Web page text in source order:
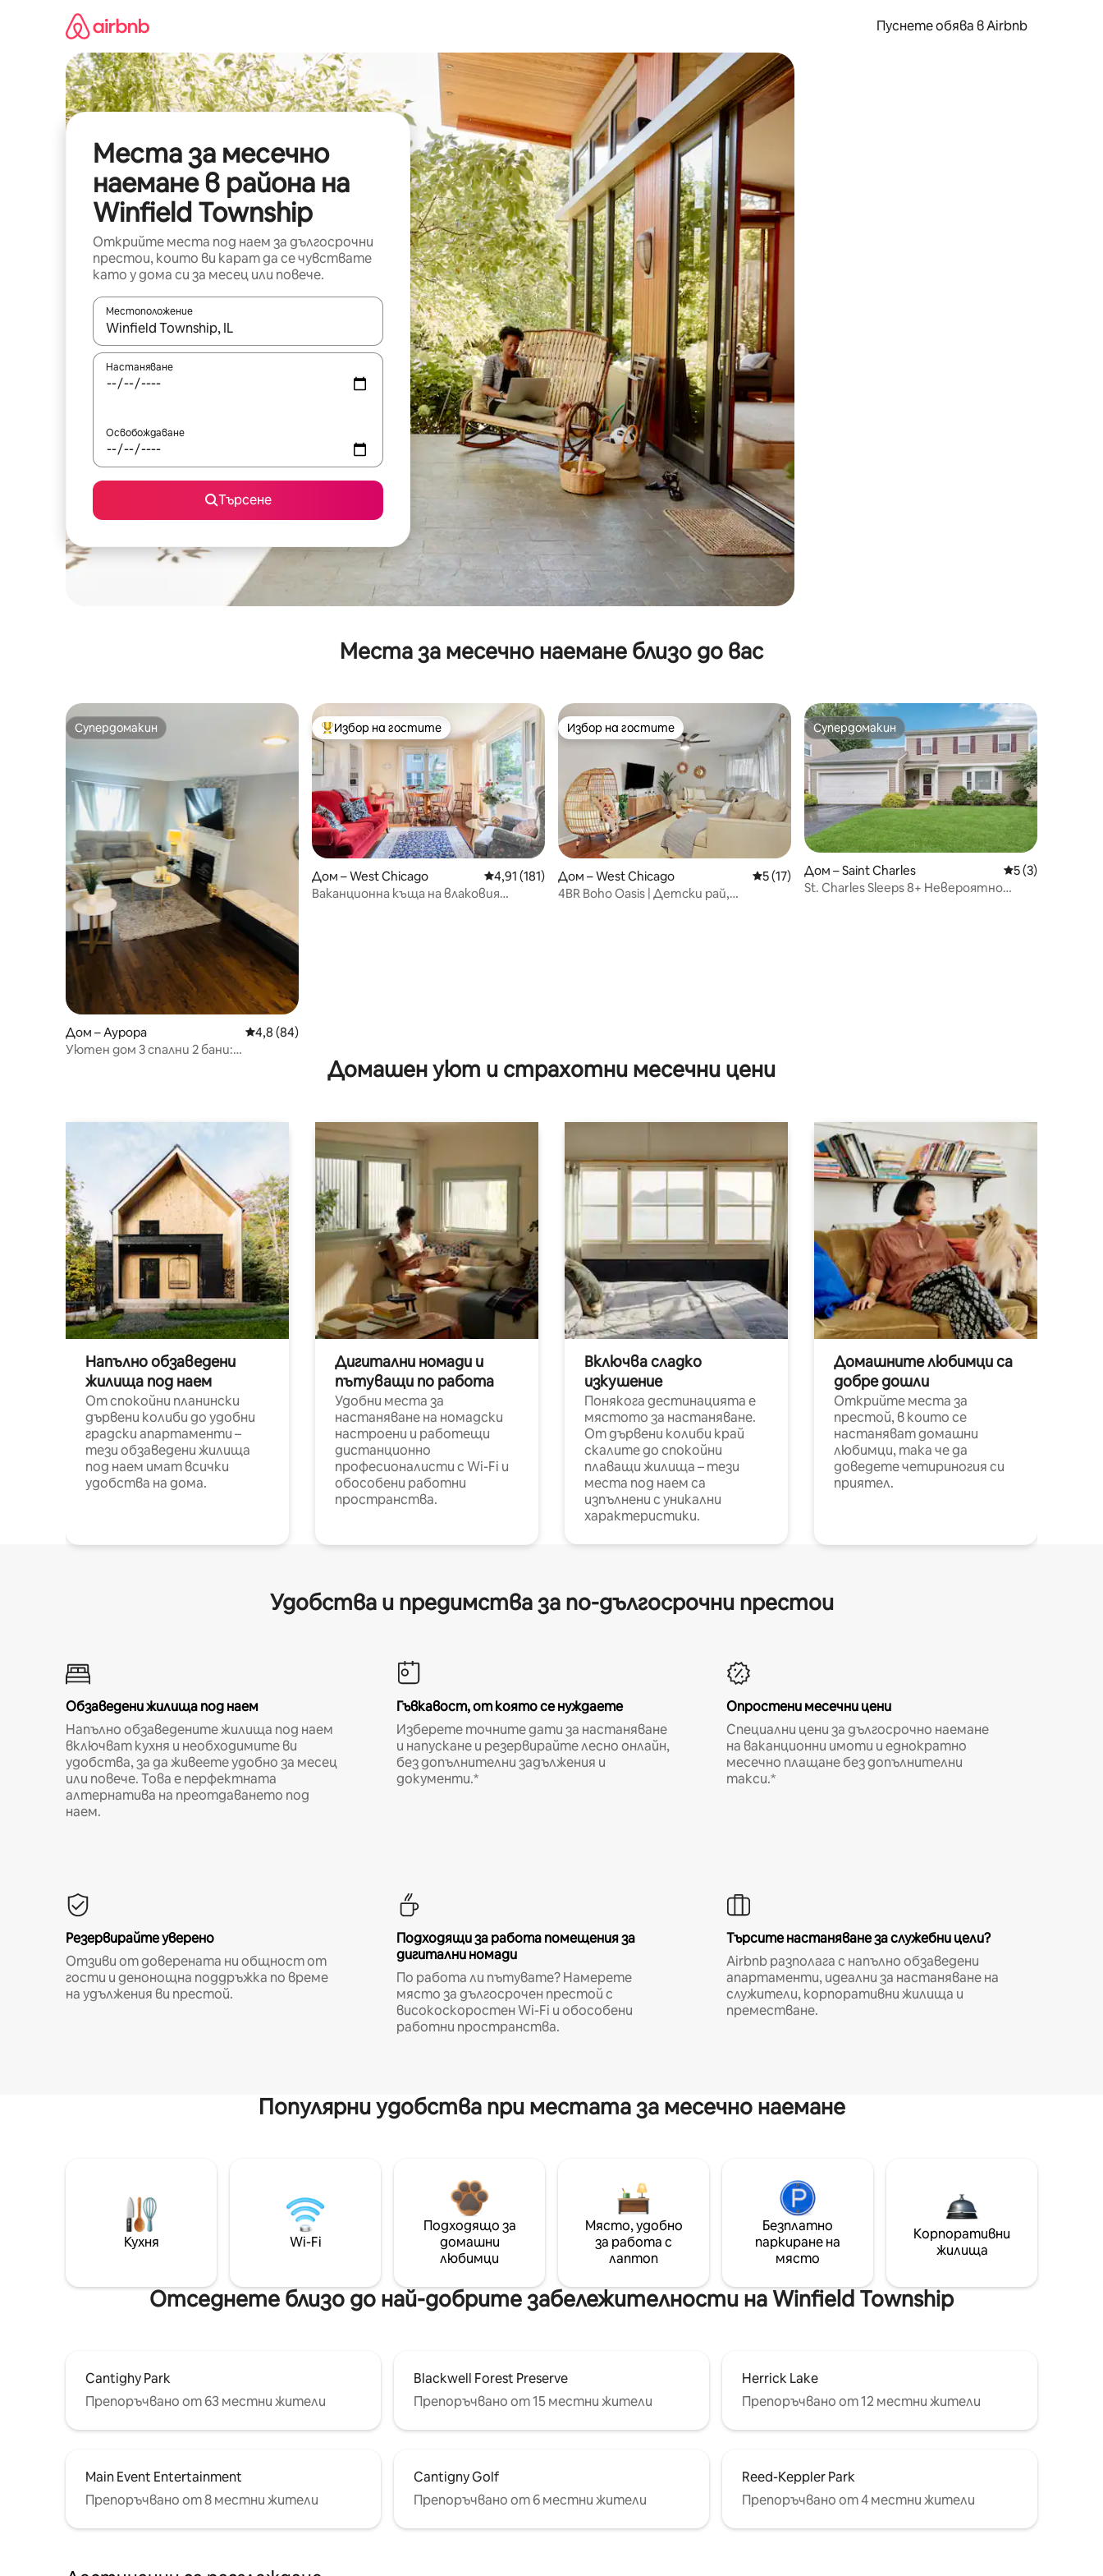
съдържанието
Пуснете обява в Airbnb
Места за месечно
наемане в района на
Winfield Township
Открийте места под наем за дългосрочни
престои, които ви карат да се чувствате
като у дома си за месец или повече.
Местоположение
Когато резултатите се покажат, използвайте клавишите със стрелки нагоре и надолу или навигирайте с докосване или плъзгане.
Настаняване
Освобождаване
Търсене
Места за месечно наемане близо до вас
Супердомакин
Супердомакин
Дом – Аурора Средна оценка: 4,8 от 5, 84 отзива
4,8 (84)
Уютен дом 3 спални 2 бани:
Най-популярен избор на гостите
Избор на гостите
Дом – West Chicago Средна оценка: 4,91 от 5, 181 отзива
4,91 (181)
Ваканционна къща на влаковия
Избор на гостите
Избор на гостите
Дом – West Chicago Средна оценка: 5 от 5, 17 отзива
5 (17)
4BR Boho Oasis | Детски рай,
Супердомакин
Супердомакин
Дом – Saint Charles Средна оценка:
5 (3)
St. Charles Sleeps 8+ Невероятно
Домашен уют и страхотни месечни цени
Напълно обзаведени
жилища под наем
От спокойни планински
дървени колиби до удобни
градски апартаменти –
тези обзаведени жилища
под наем имат всички
удобства на дома.
Дигитални номади и
пътуващи по работа
Удобни места за
настаняване на номадски
настроени и работещи
дистанционно
професионалисти с Wi-Fi и
обособени работни
пространства.
Включва сладко
изкушение
Понякога дестинацията е
мястото за настаняване.
От дървени колиби край
скалите до спокойни
плаващи жилища – тези
места под наем са
изпълнени с уникални
характеристики.
Домашните любимци са
добре дошли
Открийте места за
престой, в които се
настаняват домашни
любимци, така че да
доведете четириногия си
приятел.
Удобства и предимства за по-дългосрочни престои
Обзаведени жилища под наем
Напълно обзаведените жилища под наем
включват кухня и необходимите ви
удобства, за да живеете удобно за месец
или повече. Това е перфектната
алтернатива на преотдаването под
наем.
Гъвкавост, от която се нуждаете
Изберете точните дати за настаняване
и напускане и резервирайте лесно онлайн,
без допълнителни задължения и
документи.*
Опростени месечни цени
Специални цени за дългосрочно наемане
на ваканционни имоти и еднократно
месечно плащане без допълнителни
такси.*
Резервирайте уверено
Отзиви от доверената ни общност от
гости и денонощна поддръжка по време
на удължения ви престой.
Подходящи за работа помещения за
дигитални номади
По работа ли пътувате? Намерете
място за дългосрочен престой с
високоскоростен Wi-Fi и обособени
работни пространства.
Търсите настаняване за служебни цели?
Airbnb разполага с напълно обзаведени
апартаменти, идеални за настаняване на
служители, корпоративни жилища и
преместване.
Популярни удобства при местата за месечно наемане
Кухня Wi-Fi
Подходящо за
домашни
любимци
Място, удобно
за работа с
лаптоп
Безплатно
паркиране на
място
Корпоративни
жилища
Отседнете близо до най-добрите забележителности на Winfield Township
Cantighy Park
Препоръчвано от 63 местни жители
Blackwell Forest Preserve
Препоръчвано от 15 местни жители
Herrick Lake
Препоръчвано от 12 местни жители
Main Event Entertainment
Препоръчвано от 8 местни жители
Cantigny Golf
Препоръчвано от 6 местни жители
Reed-Keppler Park
Препоръчвано от 4 местни жители